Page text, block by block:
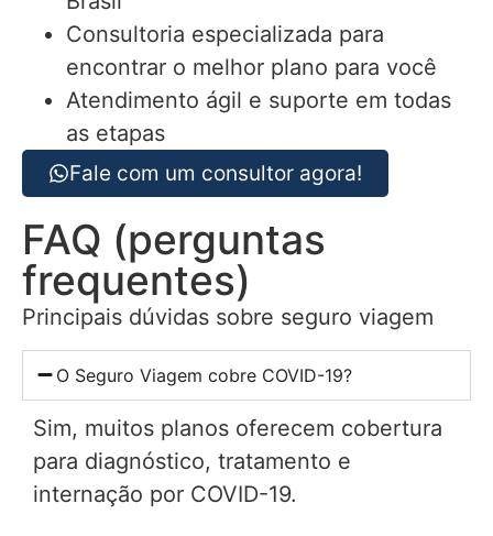
Consultoria especializada para
encontrar o melhor plano para você
Atendimento ágil e suporte em todas
as etapas
Fale com um consultor agora!
FAQ (perguntas
frequentes)
Principais dúvidas sobre seguro viagem
O Seguro Viagem cobre COVID-19?
Sim, muitos planos oferecem cobertura
para diagnóstico, tratamento e
internação por COVID-19.